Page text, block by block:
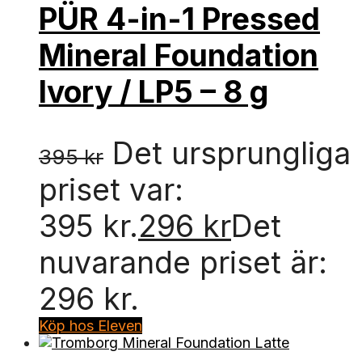
PÜR 4-in-1 Pressed
Mineral Foundation
Ivory / LP5 – 8 g
395kr Det ursprungliga
priset var:
395 kr.296 krDet
nuvarande priset är:
296 kr.
Köp hos Eleven